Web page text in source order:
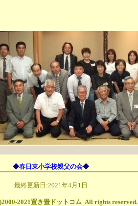
◆春日東小学校親父の会◆
最終更新日:2021年4月1日
2021置き畳ドットコムAll rights reserved.